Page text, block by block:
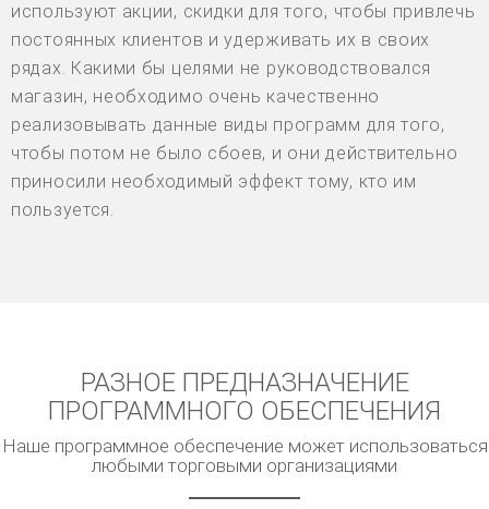
используют акции, скидки для того, чтобы привлечь
постоянных клиентов и удерживать их в своих
рядах. Какими бы целями не руководствовался
магазин, необходимо очень качественно
реализовывать данные виды программ для того,
чтобы потом не было сбоев, и они действительно
приносили необходимый эффект тому, кто им
пользуется.
РАЗНОЕ ПРЕДНАЗНАЧЕНИЕ
ПРОГРАММНОГО ОБЕСПЕЧЕНИЯ
Наше программное обеспечение может использоваться
любыми торговыми организациями